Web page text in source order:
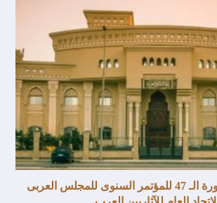
اليوم إنطلاق الدورة الـ 47 للمؤتمر السنوى للمجلس العربى